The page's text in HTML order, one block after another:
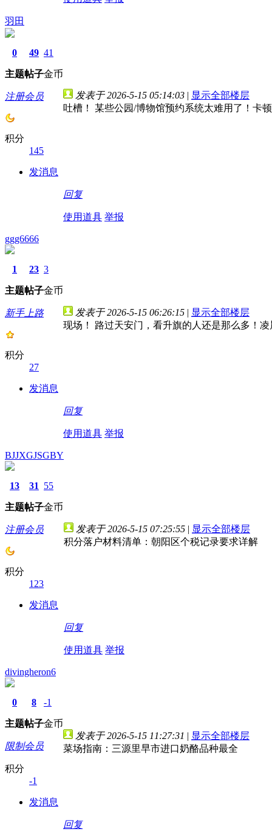
羽田
0
主题
49
帖子
41
金币
注册会员
积分
145
发消息
发表于 2026-5-15 05:14:03 | 显示全部楼层
吐槽！ 某些公园/博物馆预约系统太难用了！卡
回复
使用道具 举报
ggg6666
1
主题
23
帖子
3
金币
新手上路
积分
27
发消息
发表于 2026-5-15 06:26:15 | 显示全部楼层
现场！ 路过天安门，看升旗的人还是那么多！
回复
使用道具 举报
BJJXGJSGBY
13
主题
31
帖子
55
金币
注册会员
积分
123
发消息
发表于 2026-5-15 07:25:55 | 显示全部楼层
积分落户材料清单：朝阳区个税记录要求详解
回复
使用道具 举报
divingheron6
0
主题
8
帖子
-1
金币
限制会员
积分
-1
发消息
发表于 2026-5-15 11:27:31 | 显示全部楼层
菜场指南：三源里早市进口奶酪品种最全
回复